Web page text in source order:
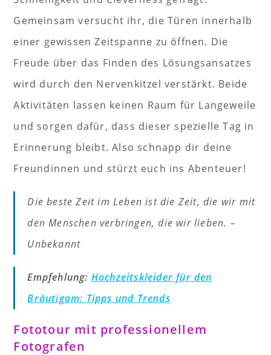
Gemeinsam versucht ihr, die Türen innerhalb
einer gewissen Zeitspanne zu öffnen. Die
Freude über das Finden des Lösungsansatzes
wird durch den Nervenkitzel verstärkt. Beide
Aktivitäten lassen keinen Raum für Langeweile
und sorgen dafür, dass dieser spezielle Tag in
Erinnerung bleibt. Also schnapp dir deine
Freundinnen und stürzt euch ins Abenteuer!
Die beste Zeit im Leben ist die Zeit, die wir mit
den Menschen verbringen, die wir lieben. –
Unbekannt
Empfehlung: Hochzeitskleider für den
Bräutigam: Tipps und Trends
Fototour mit professionellem
Fotografen